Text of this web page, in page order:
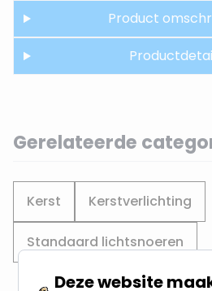
Product
Gerelateerde
Kerst Kerstverlichting
Standaard lichtsnoeren
Deze website